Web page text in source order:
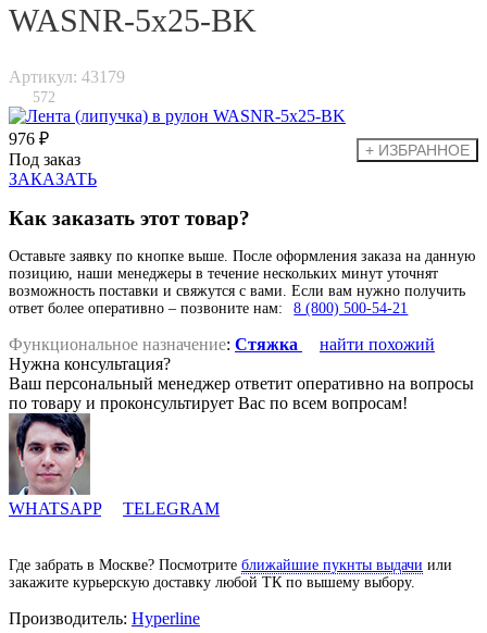
WASNR-5x25-BK
Артикул: 43179
572
976 ₽
Под заказ
ЗАКАЗАТЬ
Как заказать этот товар?
Оставьте заявку по кнопке выше. После оформления заказа на данную
позицию, наши менеджеры в течение нескольких минут уточнят
возможность поставки и свяжутся с вами. Если вам нужно получить
ответ более оперативно – позвоните нам:
8 (800) 500-54-21
Функциональное назначение: Стяжка
найти похожий
Нужна консультация?
Ваш персональный менеджер ответит оперативно на вопросы
по товару и проконсультирует Вас по всем вопросам!
WHATSAPP TELEGRAM
Где забрать в Москве? Посмотрите ближайшие пукнты выдачи или
закажите курьерскую доставку любой ТК по вышему выбору.
Производитель: Hyperline